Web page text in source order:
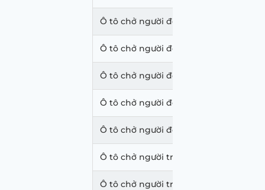
Ô tô chở người đến 08 chỗ, không
Ô tô chở người đến 08 chỗ, không
Ô tô chở người đến 08 chỗ, không kể
Ô tô chở người đến 08 chỗ, không kể
Ô tô chở người đến 08 chỗ, không kể
Ô tô chở người trên 08 chỗ, không kể
Ô tô chở người trên 08 chỗ, không kể